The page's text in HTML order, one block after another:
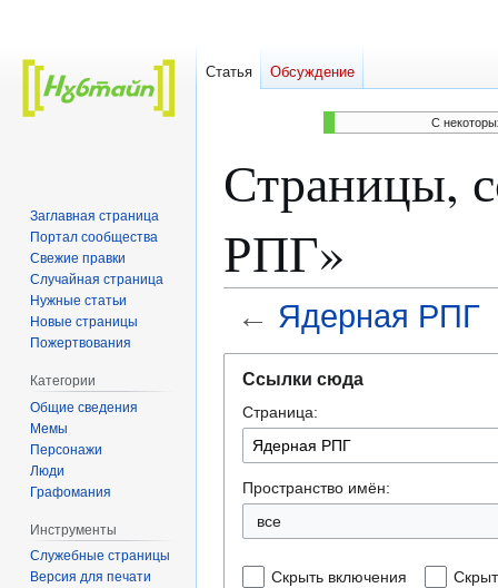
C
Страницы,
РПГ»
← Ядерная РПГ
навигации
поиску
Ссылки сюда
Страница:
Пространство имён:
все
Скрыть включения
Статья Обсуждение
Заглавная страница
Портал сообщества
Свежие правки
Случайная страница
Нужные статьи
Новые страницы
Пожертвования
Категории
Общие сведения
Мемы
Персонажи
Люди
Графомания
Инструменты
Служебные страницы
Версия для печати